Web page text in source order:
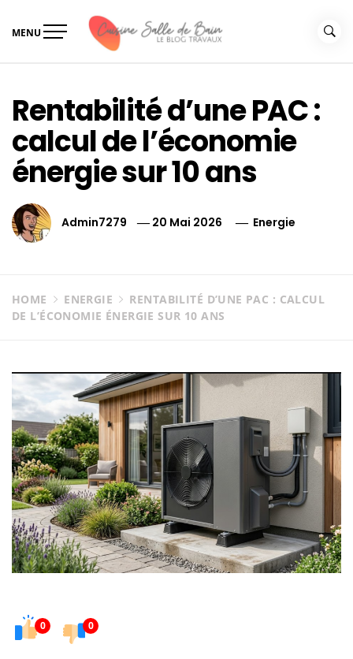
MENU
Rentabilité d’une PAC :
calcul de l’économie
énergie sur 10 ans
Admin7279 20 Mai 2026 Energie
HOME ENERGIE
RENTABILITÉ D’UNE PAC : CALCUL
DE L’ÉCONOMIE ÉNERGIE SUR 10 ANS
0 0